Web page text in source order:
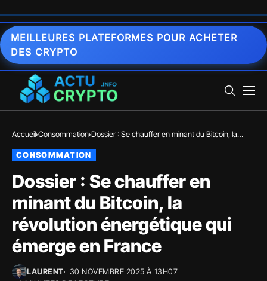
MEILLEURES PLATEFORMES POUR ACHETER
DES CRYPTO
Accueil Consommation Dossier : Se chauffer en minant du Bitcoin, la
CONSOMMATION
Dossier : Se chauffer en
minant du Bitcoin, la
révolution énergétique qui
émerge en France
LAURENT
30 NOVEMBRE 2025 À 13H07